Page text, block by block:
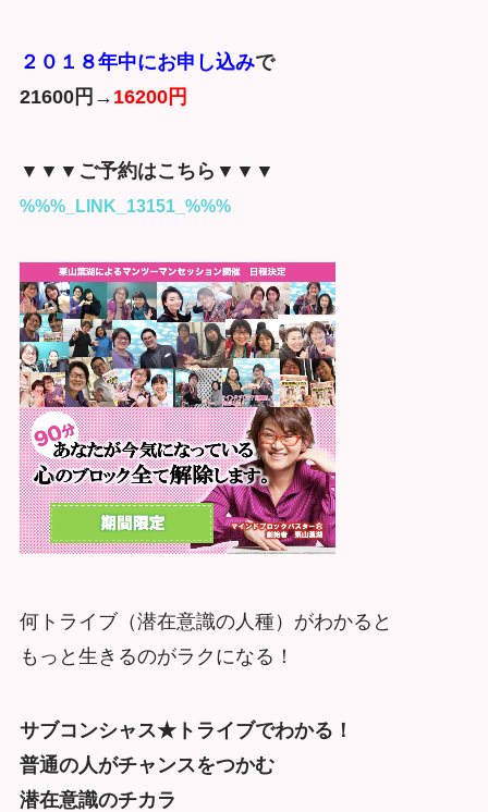
２０１８年中にお申し込みで
21600円→ 16200円
▼▼▼ご予約はこちら▼▼▼
%%%_LINK_13151_%%%
何トライブ（潜在意識の人種）がわかると
もっと生きるのがラクになる！
サブコンシャス★トライブでわかる！
普通の人がチャンスをつかむ
潜在意識のチカラ